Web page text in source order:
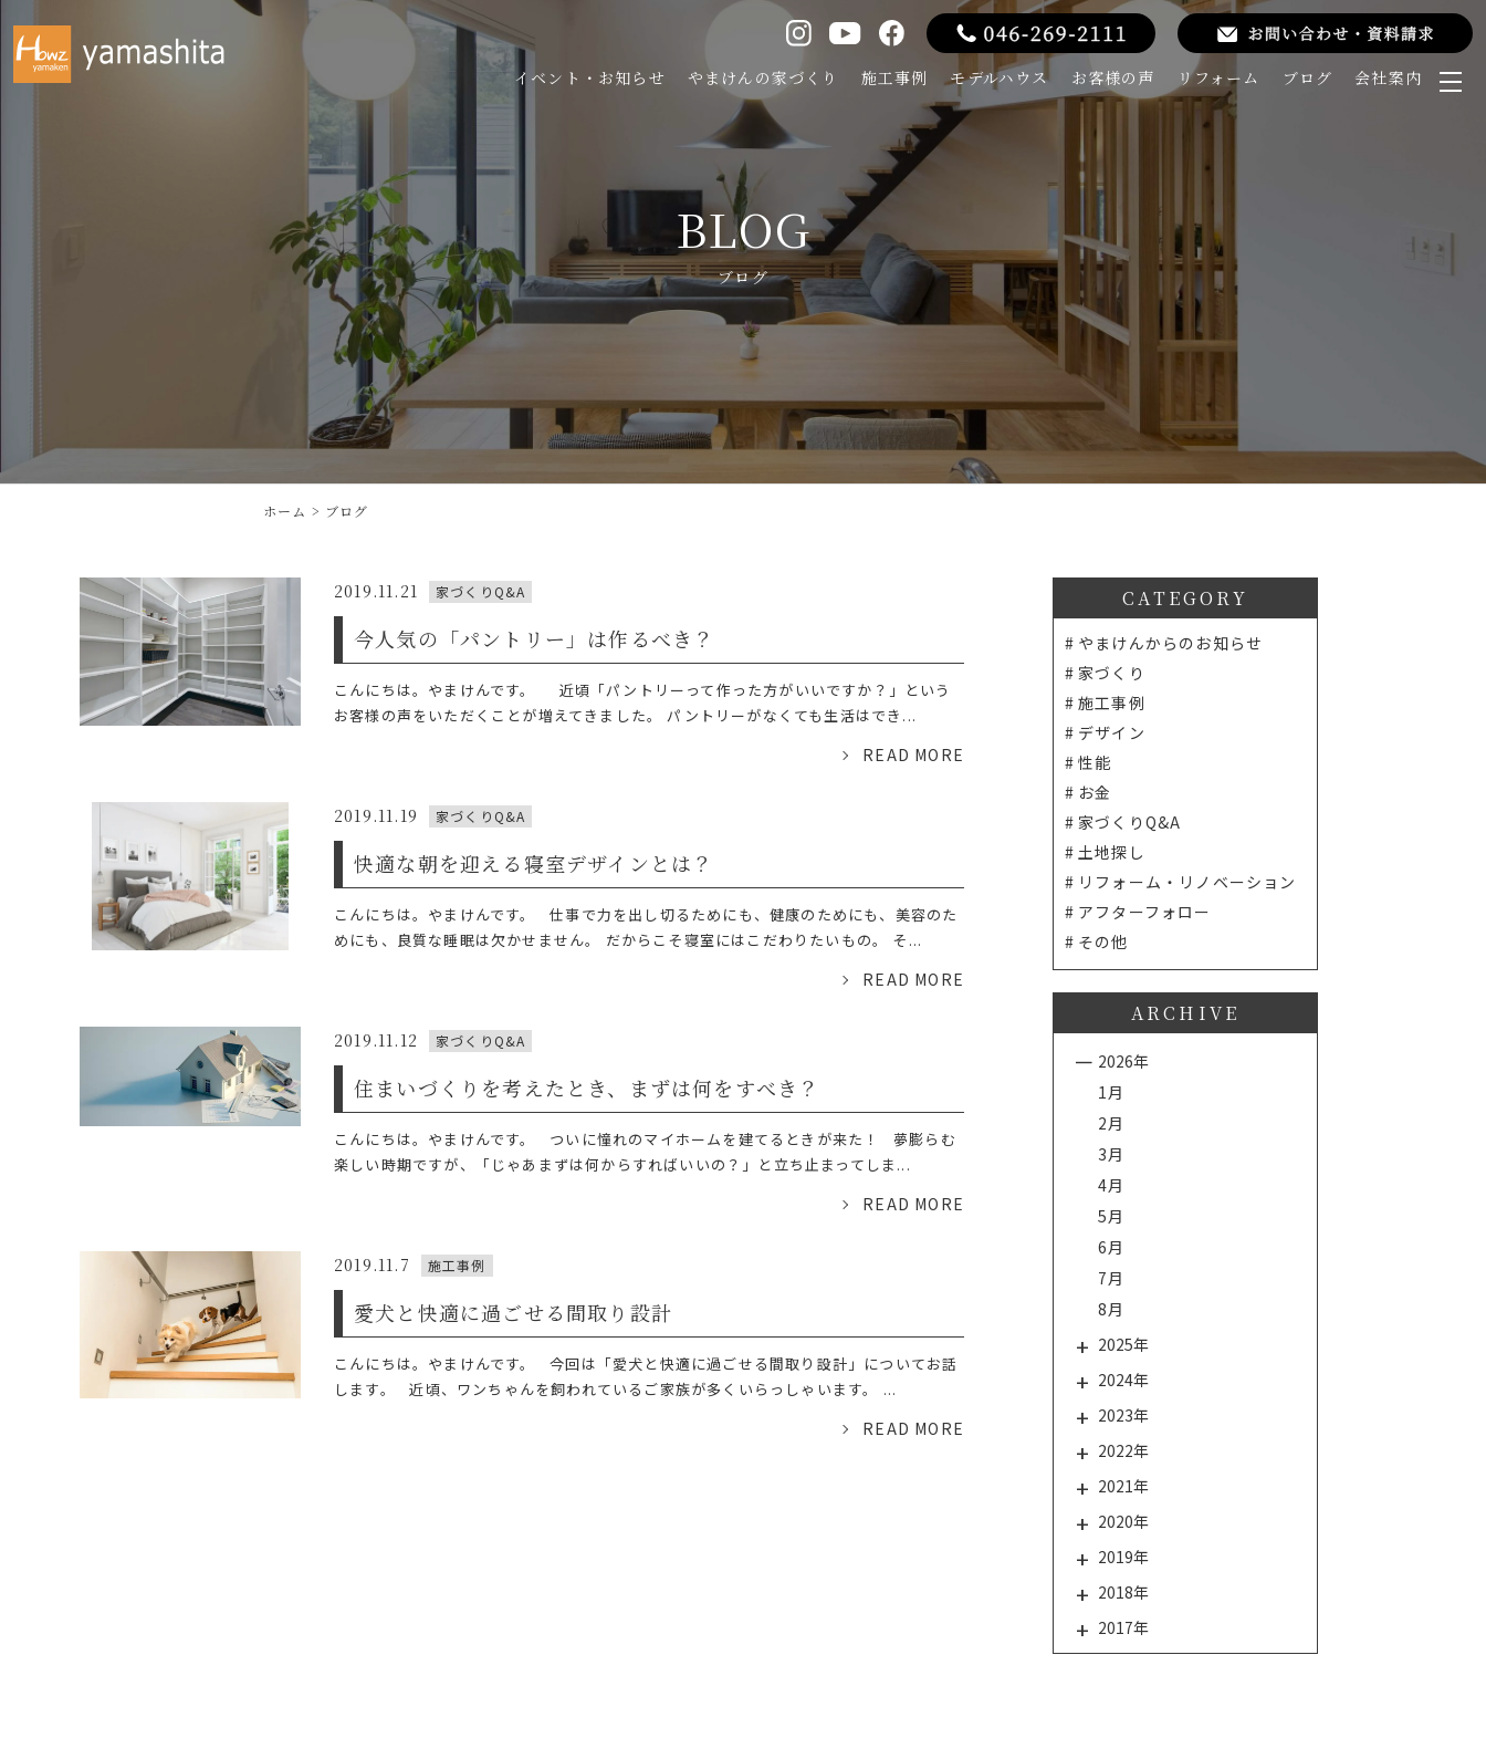
イベント・お知らせ やまけんの家づくり 施工事例 モデルハウス お客様の声 リフォーム ブログ 会社案内
メ
開
く
BLOG
ブログ
ホーム ブログ
2019.11.21 家づくりQ&A
今人気の「パントリー」は作るべき？
こんにちは。やまけんです。 近頃「パントリーって作った方がいいですか？」という
お客様の声をいただくことが増えてきました。 パントリーがなくても生活はでき...
READ MORE
2019.11.19 家づくりQ&A
快適な朝を迎える寝室デザインとは？
こんにちは。やまけんです。 仕事で力を出し切るためにも、健康のためにも、美容のた
めにも、良質な睡眠は欠かせません。 だからこそ寝室にはこだわりたいもの。 そ...
READ MORE
2019.11.12 家づくりQ&A
住まいづくりを考えたとき、まずは何をすべき？
こんにちは。やまけんです。 ついに憧れのマイホームを建てるときが来た！ 夢膨らむ
楽しい時期ですが、「じゃあまずは何からすればいいの？」と立ち止まってしま...
READ MORE
2019.11.7 施工事例
愛犬と快適に過ごせる間取り設計
こんにちは。やまけんです。 今回は「愛犬と快適に過ごせる間取り設計」についてお話
します。 近頃、ワンちゃんを飼われているご家族が多くいらっしゃいます。 ...
READ MORE
CATEGORY
やまけんからのお知らせ
家づくり
施工事例
デザイン
性能
お金
家づくりQ&A
土地探し
リフォーム・リノベーション
アフターフォロー
その他
ARCHIVE
2026年
1月
2月
3月
4月
5月
6月
7月
8月
2025年
2024年
2023年
2022年
2021年
2020年
2019年
2018年
2017年